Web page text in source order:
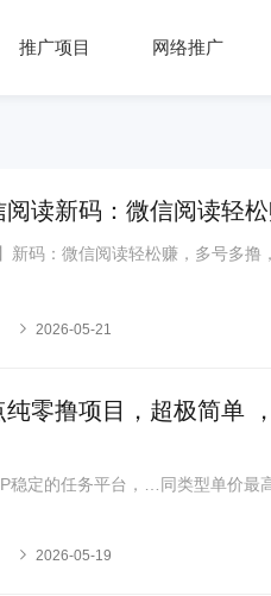
推广项目 网络推广
阅读新码：微信阅读轻
新码：微信阅读轻松赚，多号多
2026-05-21
纯零撸项目，超极简单
稳定的任务平台，…同类型单价最
2026-05-19